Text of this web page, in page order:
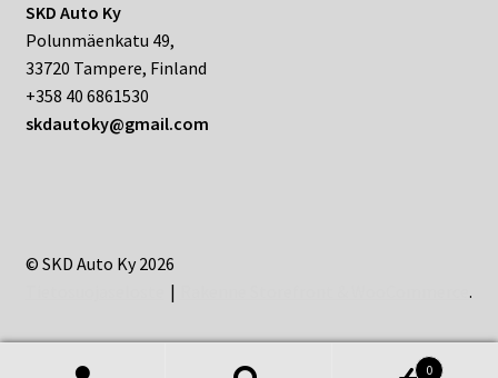
SKD Auto Ky
Polunmäenkatu 49,
33720 Tampere, Finland
+358 40 6861530
skdautoky@gmail.com
© SKD Auto Ky 2026
.
0